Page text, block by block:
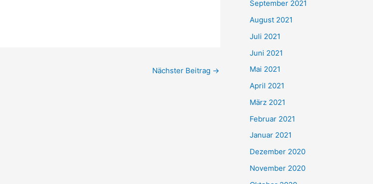
Nächster Beitrag →
h
:
September 2021
August 2021
Juli 2021
Juni 2021
Mai 2021
April 2021
März 2021
Februar 2021
Januar 2021
Dezember 2020
November 2020